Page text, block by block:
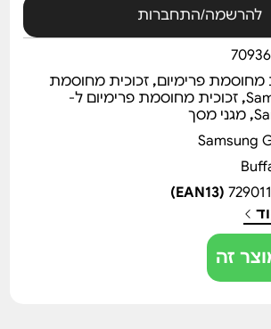
להרשמה/התחברות
מחוסמת פרימיום,זכוכית מחוסמת
,זכוכית מחוסמת פרימיום ל-
,מגני מסך
Samsung
(EAN13)
זה